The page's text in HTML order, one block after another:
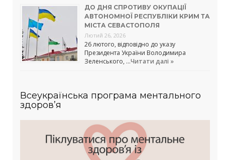
ДО ДНЯ СПРОТИВУ ОКУПАЦІЇ
АВТОНОМНОЇ РЕСПУБЛІКИ КРИМ ТА
МІСТА СЕВАСТОПОЛЯ
Лютий 26, 2026
26 лютого, відповідно до указу
Президента України Володимира
Зеленського, …Читати далі »
Всеукраїнська програма ментального
здоров’я